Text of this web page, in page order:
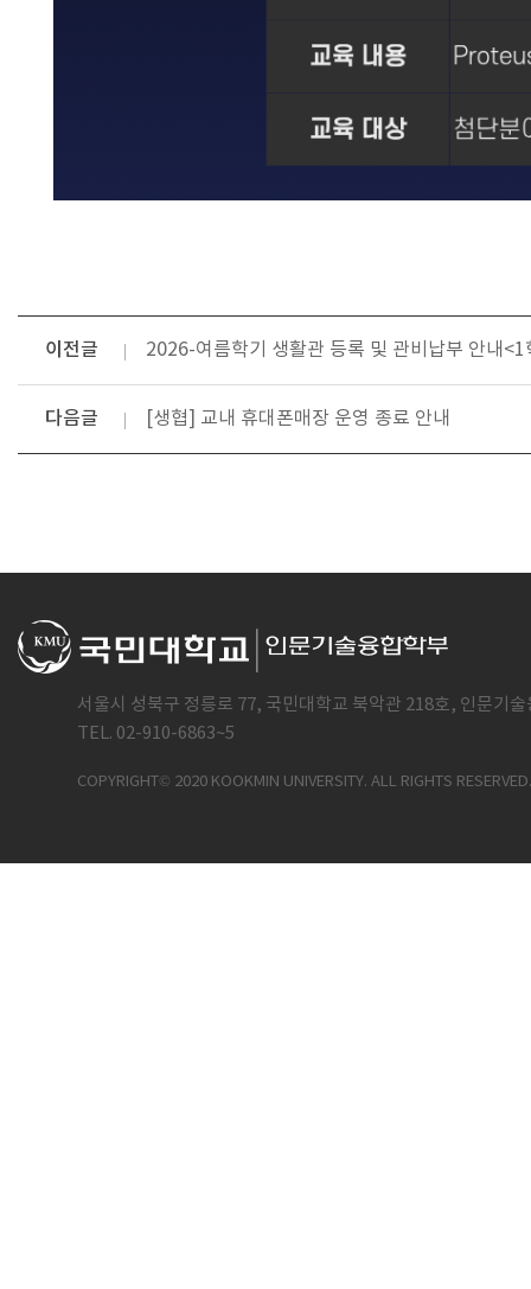
이전글 2026-여름학기 생활관 등록 및 관비납부 안내
다음글 [생협] 교내 휴대폰매장 운영 종료 안내
서울시 성북구 정릉로 77, 국민대학교 북악관 218호, 인문기
TEL. 02-910-6863~5
COPYRIGHT© 2020 KOOKMIN UNIVERSITY. ALL RIGHTS RESERVED.